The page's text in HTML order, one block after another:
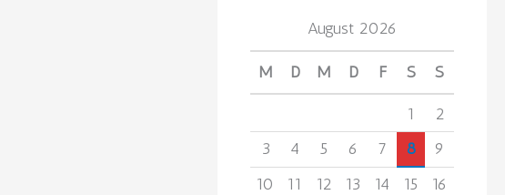
August 2026
M D M D F S S
1
2
3
4 5 6 7 8
9
10
11 12 13 14 15
16